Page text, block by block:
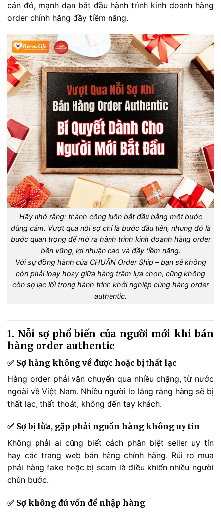
cản đó, mạnh dạn bắt đầu hành trình kinh doanh hàng
order chính hãng đầy tiềm năng.
Hãy nhớ rằng: thành công luôn bắt đầu bằng một bước
dũng cảm. Vượt qua nỗi sợ chỉ là bước đầu tiên, nhưng đó là
bước quan trọng để mở ra hành trình kinh doanh hàng order
bền vững, lợi nhuận cao và đầy tiềm năng.
Với sự đồng hành của CHUẨN Order Ship – bạn sẽ không
còn phải loay hoay giữa hàng trăm lựa chọn, cũng không
còn sợ lạc lối trong hành trình khởi nghiệp cùng hàng order
authentic.
1. Nỗi sợ phổ biến của người mới khi bán
hàng order authentic
✅ Sợ hàng không về được hoặc bị thất lạc
Hàng order phải vận chuyển qua nhiều chặng, từ nước
ngoài về Việt Nam. Nhiều người lo lắng rằng hàng sẽ bị
thất lạc, thất thoát, không đến tay khách.
✅ Sợ bị lừa, gặp phải nguồn hàng không uy tín
Không phải ai cũng biết cách phân biệt seller uy tín
hay các trang web bán hàng chính hãng. Rủi ro mua
phải hàng fake hoặc bị scam là điều khiến nhiều người
chùn bước.
✅ Sợ không đủ vốn để nhập hàng